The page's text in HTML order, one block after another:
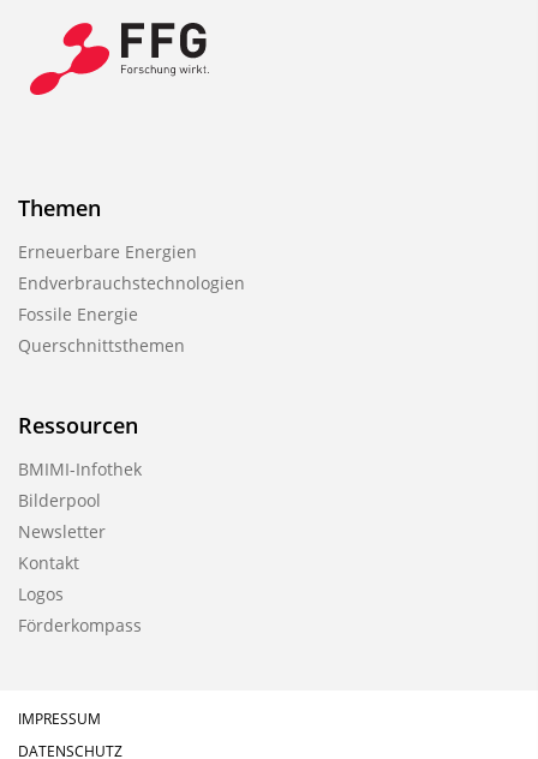
Themen
Erneuerbare Energien
Endverbrauchstechnologien
Fossile Energie
Querschnittsthemen
Ressourcen
BMIMI-Infothek
Bilderpool
Newsletter
Kontakt
Logos
Förderkompass
IMPRESSUM
DATENSCHUTZ